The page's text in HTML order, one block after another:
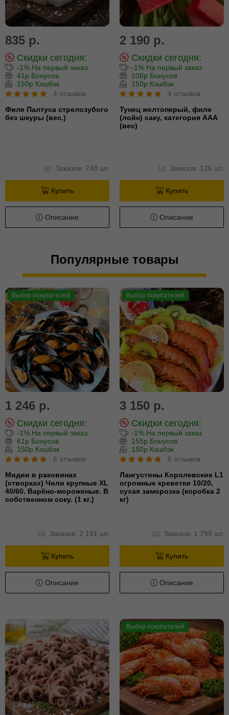
835 р.
Скидки сегодня:
-1% На первый заказ
41р Бонусов
150р Кэшбэк
4 отзывов
Филе Палтуса стрелозубого
без шкуры (вес.)
Заказов: 748 шт.
Купить
Описание
2 190 р.
Скидки сегодня:
-1% На первый заказ
108р Бонусов
150р Кэшбэк
4 отзывов
Тунец желтоперый, филе
(лойн) cаку, категория ААА
(вес)
Заказов: 126 шт.
Купить
Описание
Популярные товары
Выбор покупателей
1 246 р.
Скидки сегодня:
-1% На первый заказ
61р Бонусов
150р Кэшбэк
6 отзывов
Мидии в раковинах
(створках) Чили крупные XL
40/60. Варёно-мороженые. В
собственном соку. (1 кг.)
Заказов: 2 191 шт.
Купить
Описание
Выбор покупателей
3 150 р.
Скидки сегодня:
-1% На первый заказ
155р Бонусов
150р Кэшбэк
6 отзывов
Лангустины Королевские L1
огромные креветки 10/20,
сухая заморозка (коробка 2
кг)
Заказов: 1 799 шт.
Купить
Описание
Выбор покупателей